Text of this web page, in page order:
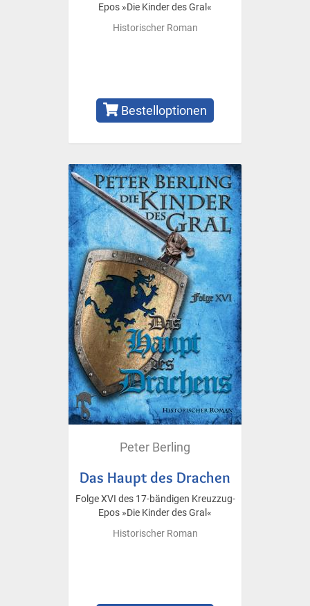
Epos »Die Kinder des Gral«
Historischer Roman
Bestelloptionen
Peter Berling
Das Haupt des Drachen
Folge XVI des 17-bändigen Kreuzzug-
Epos »Die Kinder des Gral«
Historischer Roman